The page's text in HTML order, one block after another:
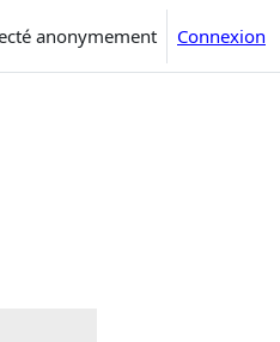
anonymement Connexion